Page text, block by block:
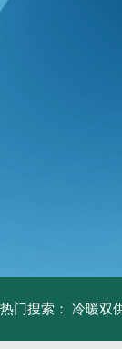
热门搜索： 冷暖双